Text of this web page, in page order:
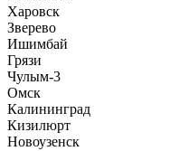
Харовск
Зверево
Ишимбай
Грязи
Чулым-3
Омск
Калининград
Кизилюрт
Новоузенск